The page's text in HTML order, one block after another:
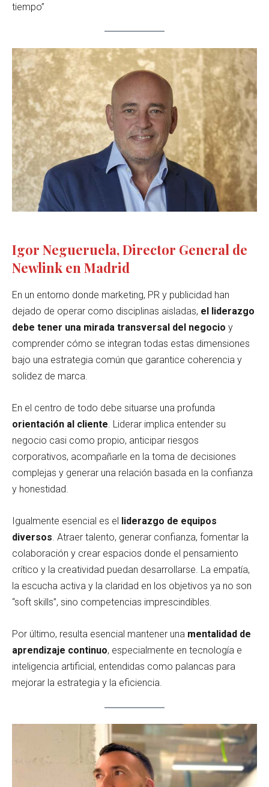
tiempo”
Igor Negueruela, Director General de
Newlink en Madrid
En un entorno donde marketing, PR y publicidad han
dejado de operar como disciplinas aisladas, el liderazgo
debe tener una mirada transversal del negocio y
comprender cómo se integran todas estas dimensiones
bajo una estrategia común que garantice coherencia y
solidez de marca.
En el centro de todo debe situarse una profunda
orientación al cliente. Liderar implica entender su
negocio casi como propio, anticipar riesgos
corporativos, acompañarle en la toma de decisiones
complejas y generar una relación basada en la confianza
y honestidad.
Igualmente esencial es el
liderazgo de equipos
diversos. Atraer talento, generar confianza, fomentar la
colaboración y crear espacios donde el pensamiento
crítico y la creatividad puedan desarrollarse. La empatía,
la escucha activa y la claridad en los objetivos ya no son
“soft skills”, sino competencias imprescindibles.
Por último, resulta esencial mantener una mentalidad de
aprendizaje continuo, especialmente en tecnología e
inteligencia artificial, entendidas como palancas para
mejorar la estrategia y la eficiencia.